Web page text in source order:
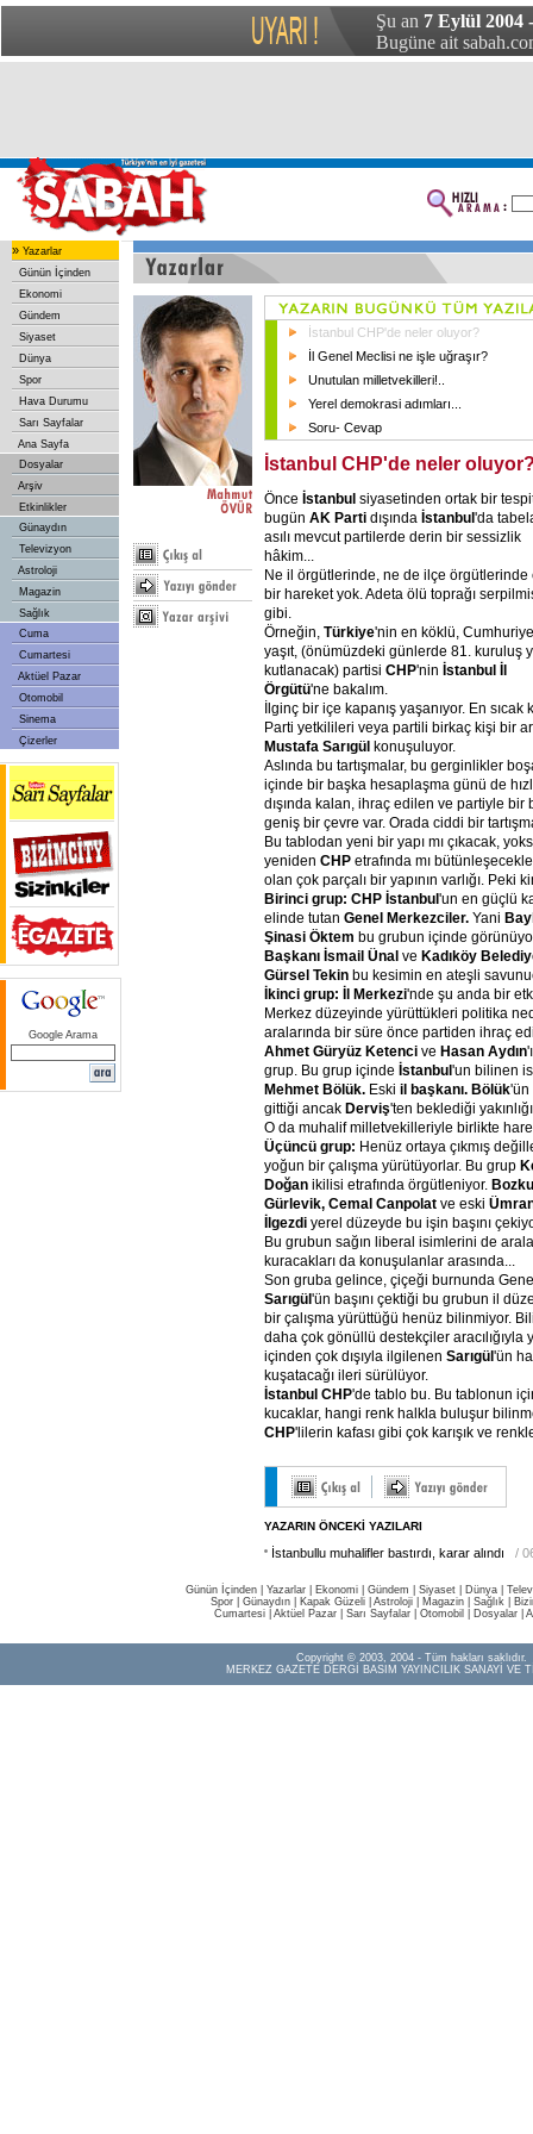
Şu an 7 Eylül 2004
Bugüne ait
» Yazarlar
Günün İçinden
Ekonomi
Gündem
Siyaset
Dünya
Spor
Hava Durumu
Sarı Sayfalar
Ana Sayfa
Dosyalar
Arşiv
Etkinlikler
Günaydın
Televizyon
Astroloji
Magazin
Sağlık
Cuma
Cumartesi
Aktüel Pazar
Otomobil
Sinema
Çizerler
Google Arama
İstanbul CHP'de neler oluyor?
İl Genel Meclisi ne işle uğraşır?
Unutulan milletvekilleri!..
Yerel demokrasi adımları...
Soru- Cevap
İstanbul CHP'de neler
Önce İstanbul siyasetinden ortak bir
bugün AK Parti dışında İstanbul'da
asılı mevcut partilerde derin bir sessizlik
hâkim...
Ne il örgütlerinde, ne de ilçe örgütlerinde
bir hareket yok. Adeta ölü toprağı
gibi.
Örneğin, Türkiye'nin en köklü,
yaşıt, (önümüzdeki günlerde 81. kuruluş
kutlanacak) partisi CHP'nin İstanbul İl
Örgütü'ne bakalım.
İlginç bir içe kapanış yaşanıyor. En sıcak
Parti yetkilileri veya partili birkaç kişi bir
Mustafa Sarıgül konuşuluyor.
Aslında bu tartışmalar, bu gerginlikler
içinde bir başka hesaplaşma günü de
dışında kalan, ihraç edilen ve partiyle bir
geniş bir çevre var. Orada ciddi bir
Bu tablodan yeni bir yapı mı çıkacak,
yeniden CHP etrafında mı
olan çok parçalı bir yapının varlığı. Peki
Birinci grup: CHP İstanbul'un en güçlü
elinde tutan Genel Merkezciler. Yani
Şinasi Öktem bu grubun içinde
Başkanı İsmail Ünal ve Kadıköy
Gürsel Tekin bu kesimin en ateşli
İkinci grup: İl Merkezi'nde şu anda bir
Merkez düzeyinde yürüttükleri politika
aralarında bir süre önce partiden ihraç
Ahmet Güryüz Ketenci ve Hasan Aydın
grup. Bu grup içinde İstanbul'un bilinen
Mehmet Bölük. Eski il başkanı. Bölük
gittiği ancak Derviş'ten beklediği
O da muhalif milletvekilleriyle birlikte
Üçüncü grup: Henüz ortaya çıkmış
yoğun bir çalışma yürütüyorlar. Bu grup
Doğan ikilisi etrafında örgütleniyor.
Gürlevik, Cemal Canpolat ve eski
İlgezdi yerel düzeyde bu işin başını
Bu grubun sağın liberal isimlerini de
kuracakları da konuşulanlar arasında...
Son gruba gelince, çiçeği burnunda
Sarıgül'ün başını çektiği bu grubun il
bir çalışma yürüttüğü henüz bilinmiyor.
daha çok gönüllü destekçiler aracılığıyla
içinden çok dışıyla ilgilenen Sarıgül'ün
kuşatacağı ileri sürülüyor.
İstanbul CHP'de tablo bu. Bu tablonun
kucaklar, hangi renk halkla buluşur
CHP'lilerin kafası gibi çok karışık ve
YAZARIN ÖNCEKİ YAZILARI
İstanbullu muhalifler bastırdı, karar alındı /
Günün İçinden Yazarlar Ekonomi Gündem Siyaset Dünya |
Spor
Günaydın Kapak Güzeli Astroloji Magazin Sağlık
Cumartesi| Aktüel Pazar| Sarı Sayfalar| Otomobil Dosyalar|
Copyright © 2003, 2004 - Tüm hakları saklıdır.
MERKEZ GAZETE DERGİ BASIM YAYINCILIK SANAYİ VE